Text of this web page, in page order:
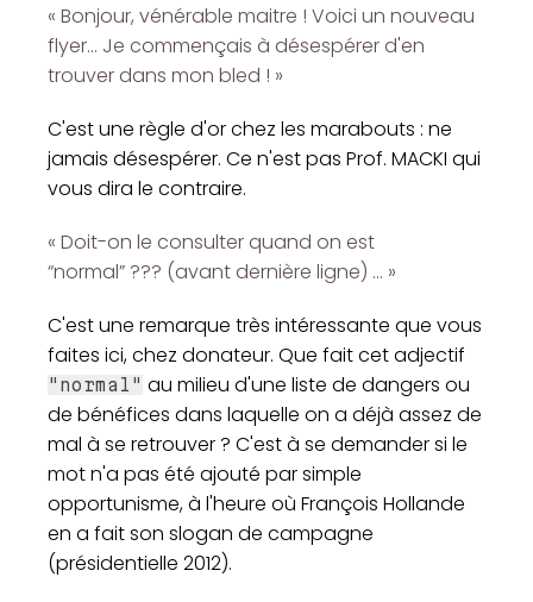
« Bonjour, vénérable maitre ! Voici un nouveau
flyer... Je commençais à désespérer d'en
trouver dans mon bled ! »
C'est une règle d'or chez les marabouts : ne
jamais désespérer. Ce n'est pas Prof. MACKI qui
vous dira le contraire.
« Doit-on le consulter quand on est
“normal” ??? (avant dernière ligne) ... »
C'est une remarque très intéressante que vous
faites ici, chez donateur. Que fait cet adjectif
"normal" au milieu d'une liste de dangers ou
de bénéfices dans laquelle on a déjà assez de
mal à se retrouver ? C'est à se demander si le
mot n'a pas été ajouté par simple
opportunisme, à l'heure où François Hollande
en a fait son slogan de campagne
(présidentielle 2012).